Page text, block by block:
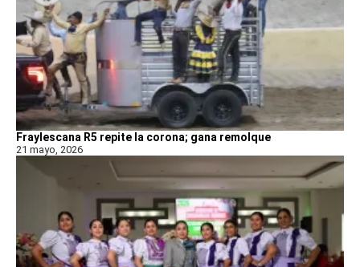
Fraylescana R5 repite la corona; gana remolque
21 mayo, 2026